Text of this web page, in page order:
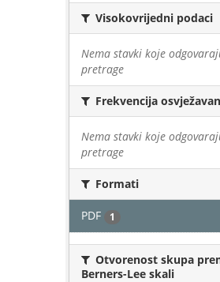
Visokovrijedni podaci
Nema stavki koje
pretrage
Frekvencija
Nema stavki koje
pretrage
Formati
PDF 1
Otvorenost skupa
Berners-Lee skali